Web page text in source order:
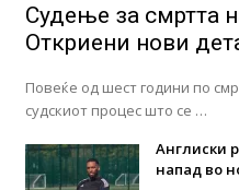
Судење за смртта
Откриени нови
Повеќе од шест години по
судскиот процес што се …
Англиски
напад во